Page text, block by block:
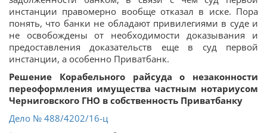
инстанции правомерно вообще отказал в иске. Пора
понять, что банки не обладают привилегиями в суде и
не освобождены от необходимости доказывания и
предоставления доказательств еще в суд первой
инстанции, а особенно Приватбанк.
Решение Корабельного райсуда о незаконности
переоформления имущества частным нотариусом
Черниговского ГНО в собственность Приватбанку
Дело № 488/4202/16-ц